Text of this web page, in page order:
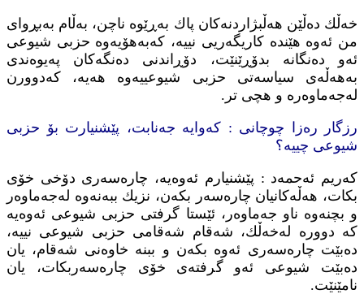
خه‌ڵك ده‌ڵێن هه‌ڵبژاردنه‌كان پاك به‌ڕێوه‌ ناچن، به‌ڵام به‌بڕوای
من ئه‌وه‌ هێنده‌ كاریگه‌ریی نییه‌، كه‌به‌هۆیه‌وه‌ حزبی شیوعی
ئه‌و ده‌نگانه‌ بدۆڕێنێت، دۆڕاندنی ده‌نگه‌كان په‌یوه‌ندی
به‌هه‌ڵه‌ی سیاسه‌تی حزبی شیوعییه‌وه‌ هه‌یه‌، كه‌دوورن
له‌جه‌ماوه‌ره‌ و هچی تر.
رزگار ره‌زا چوچانی : كه‌وایه جه‌نابت،‌ پێشنیارت بۆ حزبی
شیوعی چییه‌؟
كه‌ریم ئه‌حمه‌د : پێشنیارم ئه‌وه‌یه‌، چاره‌سه‌ری دۆخی خۆی
بكات، هه‌ڵه‌كانیان چاره‌سه‌ر بكه‌ن، نزیك ببه‌نه‌وه‌ له‌جه‌ماوه‌ر
و بچنه‌وه‌ ناو جه‌ماوه‌ر، ئێستا گرفتی حزبی شیوعی ئه‌وه‌یه‌
كه‌ دووره‌ له‌خه‌ڵك، شه‌قام شه‌قامی حزبی شیوعی نییه‌،
ده‌بێت چاره‌سه‌ری ئه‌وه‌ بكه‌ن و ببنه‌ خاوه‌نی شه‌قام، یان
ده‌بێت شیوعی ئه‌و گرفته‌ی خۆی چاره‌سه‌ربكات، یان
نامێنێت.